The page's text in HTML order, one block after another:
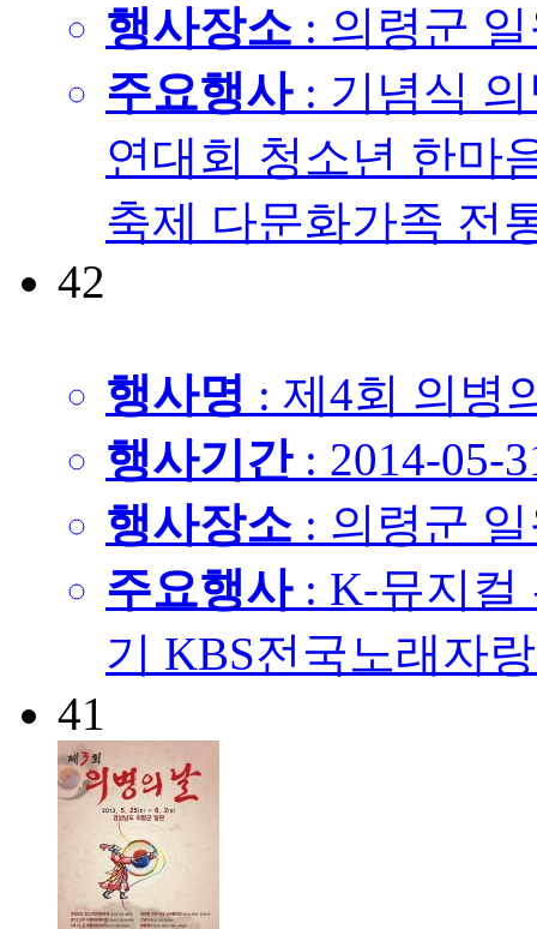
행사장소 : 의령군
주요행사: 기념식 의
연대회 청소년 한마
축제 다문화가족 전
42
행사명 : 제4회 의병
행사기간: 2014-05-
행사장소 : 의령군
주요행사: K-뮤지컬
기 KBS전국노래자
41